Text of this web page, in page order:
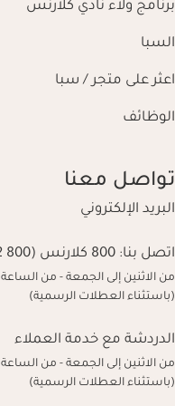
برنامج ولاء نادي كلارنس
السبا
اعثر على متجر / سبا
الوظائف
تواصل معنا
البريد الإلكتروني
اتصل بنا: 800 كلارنس (800 252 7467)
من الاثنين إلى الجمعة - من الساعة 9:00 صباحاً حتى 6:00 مساءً
(باستثناء العطلات الرسمية)
الدردشة مع خدمة العملاء
من الاثنين إلى الجمعة - من الساعة 9:00 صباحاً حتى 6:00 مساءً
(باستثناء العطلات الرسمية)